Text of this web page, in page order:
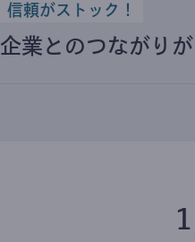
信頼がストック！
企業とのつながり